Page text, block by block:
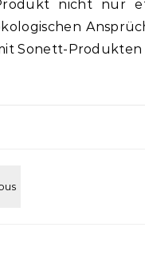
nicht nur
Sonett-Produkten